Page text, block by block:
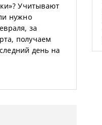
Учитывают
нужно
за
получаем
день на